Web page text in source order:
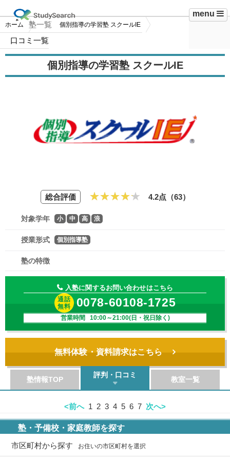
menu
ホーム 塾一覧 個別指導の学習塾 スクールIE
口コミ一覧
個別指導の学習塾 スクールIE
総合評価 4.2点（63）
対象学年 小 中 高 浪
授業形式 個別指導塾
塾の特徴
入塾に関するお問い合わせはこちら
通話
無料
0078-60108-1725
営業時間 10:00～21:00(日・祝日除く)
無料体験・資料請求はこちら
塾情報TOP
評判・口コミ
教室一覧
<前へ 1 2 3 4 5 6 7 次へ>
塾・予備校・家庭教師を探す
市区町村から探す お住いの市区町村を選択